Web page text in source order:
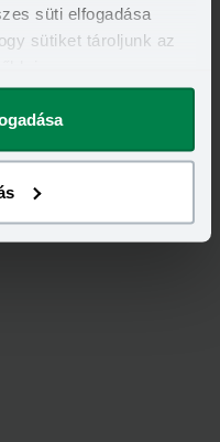
süti elfogadása
sütiket tároljunk az
-ot!
8